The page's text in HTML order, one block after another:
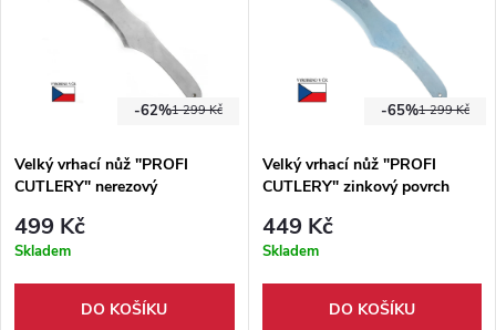
1 299 Kč
-62%
Velký vrhací nůž "PROFI
CUTLERY" nerezový
499 Kč
Skladem
DO KOŠÍKU
1 299 Kč
-65%
Velký vrhací nůž "PROFI
CUTLERY" zinkový povrch
449 Kč
Skladem
DO KOŠÍKU